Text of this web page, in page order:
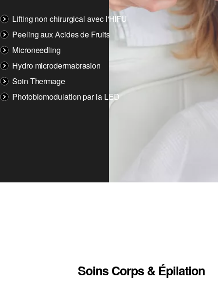
Lifting non chirurgical avec l'HIFU
Peeling aux Acides de Fruits
Microneedling
Hydro microdermabrasion
Soin Thermage
Photobiomodulation par la LED
Soins Corps & Épilation